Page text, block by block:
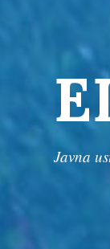
Javna